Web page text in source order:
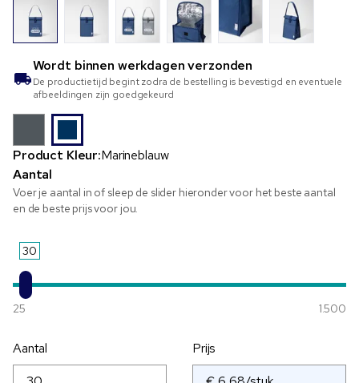
Wordt binnen werkdagen verzonden
De productietijd begint zodra de bestelling is bevestigd en eventuele
afbeeldingen zijn goedgekeurd
Product Kleur:Marineblauw
Aantal
Voer je aantal in of sleep de slider hieronder voor het beste aantal
en de beste prijs voor jou.
30
25 1.500
Aantal Prijs